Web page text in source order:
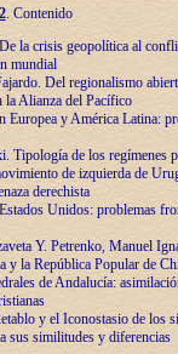
. Contenido
la crisis geopolítica al
mundial
Del regionalismo
la Alianza del Pacífico
Europea y América Latina:
Tipología de los regímenes
de izquierda de
derechista
Unidos: problemas
Y. Petrenko, Manuel
y la República Popular de
de Andalucía:
y el Iconostasio de
sus similitudes y diferencias